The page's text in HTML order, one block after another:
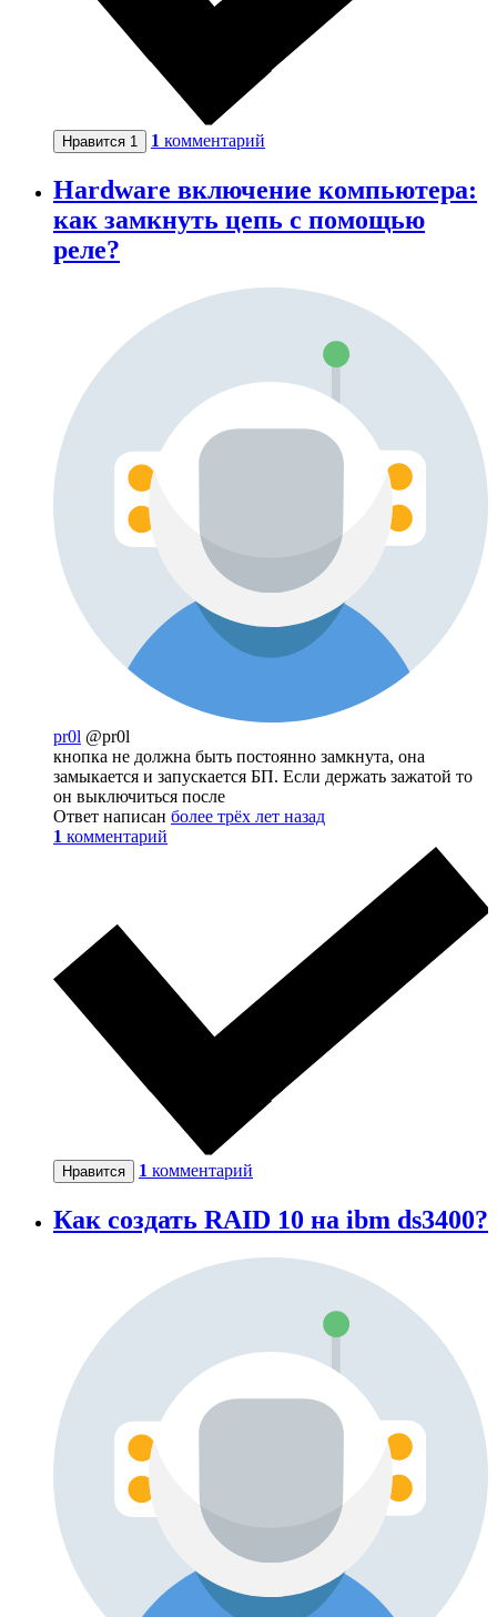
Нравится 1 1 комментарий
Hardware включение компьютера:
как замкнуть цепь с помощью
реле?
pr0l @pr0l
кнопка не должна быть постоянно замкнута, она
замыкается и запускается БП. Если держать зажатой то
он выключиться после
Ответ написан более трёх лет назад
1 комментарий
Нравится 1 комментарий
Как создать RAID 10 на ibm ds3400?